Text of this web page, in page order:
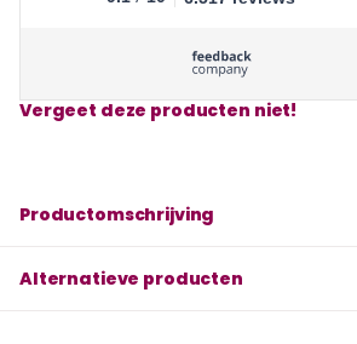
Vergeet deze producten niet!
Productomschrijving
Alternatieve producten